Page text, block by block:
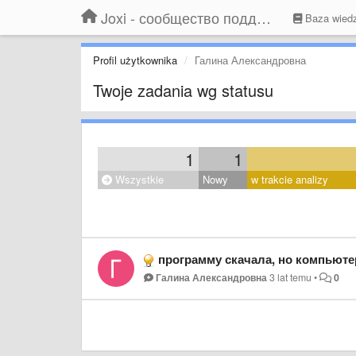
Joxi - сообщество поддержки Baza
Profil użytkownika Галина Александровна
Twoje zadania wg statusu
1 1
Wszystkie Nowy w trakcie analizy
программу скачала, но
Галина Александровна3 lat temu • 0